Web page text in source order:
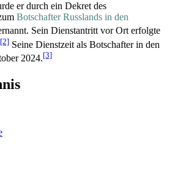
er durch ein Dekret des
Botschafter Russlands in den
Sein Dienstantritt vor Ort erfolgte
[2] Seine Dienstzeit als Botschafter in den
2024.[3]